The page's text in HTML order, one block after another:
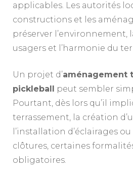
applicables. Les autorités
constructions et les
préserver l’environnement,
usagers et l’harmonie du
Un projet d’aménagement
pickleball
peut sembler
Pourtant, dès lors qu’il
terrassement, la création
l’installation d’éclairages
clôtures, certaines
obligatoires.